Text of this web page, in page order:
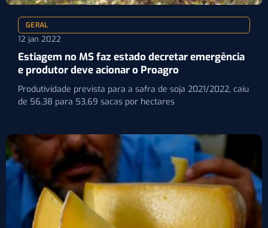
GERAL
12 jan 2022
Estiagem no MS faz estado decretar emergência
e produtor deve acionar o Proagro
Produtividade prevista para a safra de soja 2021/2022, caiu
de 56,38 para 53,69 sacas por hectares